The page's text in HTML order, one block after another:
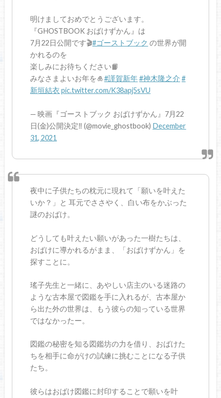
明けましておめでとうございます。
『GHOSTBOOK おばけずかん』は
7月22日公開です🎬#ゴーストブック の世界が開
かれるのを
楽しみにお待ちください📙
みなさまよいお年を🎍#謹賀新年#神木隆之介 #
新垣結衣 pic.twitter.com/K38apj5sVU
— 映画『ゴーストブック おばけずかん』7月22
日(金)公開決定‼️ (@movie_ghostbook) December
31, 2021
夜中に子供たちの枕元に現れて「願いを叶えた
いか？」と 耳元でささやく、白い布をかぶった
謎のおばけ。
どうしても叶えたい願いがあった一樹たちは、
おばけに導かれるがまま、「おばけずかん」を
探すことに。
瑤子先生と一緒に、あやしい店主のいる迷路の
ような古本屋で図鑑を手に入れるが、古本屋か
ら出た外の世界は、もう彼らの知っている世界
ではなかったー。
図鑑の秘密を知る図鑑坊の力を借り、おばけた
ちを相手に命がけの試練に挑むことになる子供
たち。
彼らはおばけ図鑑に封印することで願いを叶